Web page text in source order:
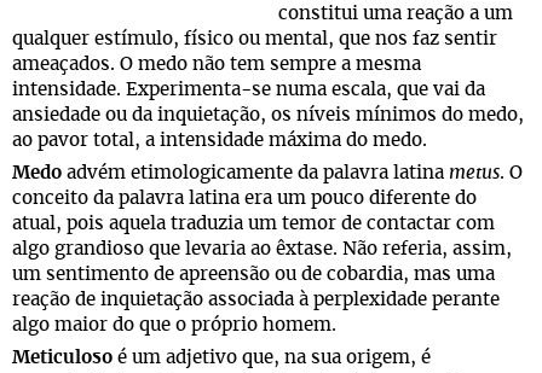
constitui uma reação a um
qualquer estímulo, físico ou mental, que nos faz sentir
ameaçados. O medo não tem sempre a mesma
intensidade. Experimenta-se numa escala, que vai da
ansiedade ou da inquietação, os níveis mínimos do medo,
ao pavor total, a intensidade máxima do medo.
Medo advém etimologicamente da palavra latina metus. O
conceito da palavra latina era um pouco diferente do
atual, pois aquela traduzia um temor de contactar com
algo grandioso que levaria ao êxtase. Não referia, assim,
um sentimento de apreensão ou de cobardia, mas uma
reação de inquietação associada à perplexidade perante
algo maior do que o próprio homem.
Meticuloso é um adjetivo que, na sua origem, é